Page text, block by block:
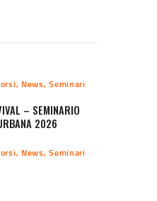
, News,Seminari
– SEMINARIO
2026
, News,Seminari